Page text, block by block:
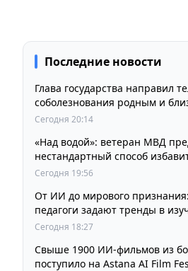
Последние новости
Глава государства направил
соболезнования родным и
кинорежиссера Ардака
Сегодня 20:14
«Над водой»: ветеран МВД
нестандартный способ
пробок и смога
Сегодня 19:56
От ИИ до мирового
педагоги задают тренды в
Сегодня 18:27
Свыше 1900 ИИ-фильмов из
поступило на Astana AI Film